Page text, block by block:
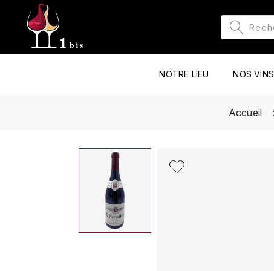
NOTRE LIEU NOS VINS
Accueil